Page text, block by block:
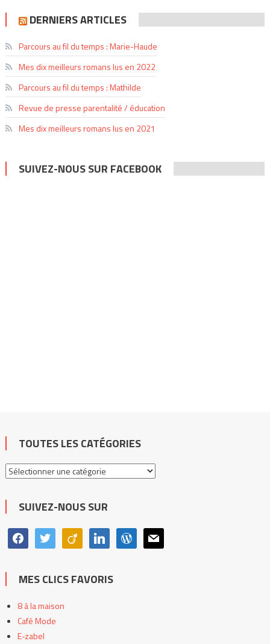
DERNIERS ARTICLES
Parcours au fil du temps : Marie-Haude
Mes dix meilleurs romans lus en 2022
Parcours au fil du temps : Mathilde
Revue de presse parentalité / éducation
Mes dix meilleurs romans lus en 2021
SUIVEZ-NOUS SUR FACEBOOK
TOUTES LES CATÉGORIES
Toutes
catégories
SUIVEZ-NOUS SUR
facebooktwitter viadeo linkedin wordpress
mail
MES CLICS FAVORIS
8 à la maison
Café Mode
E-zabel